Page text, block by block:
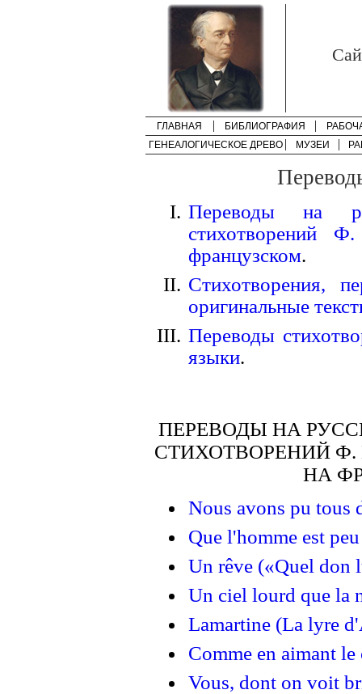
ГЛАВНАЯ БИБЛИОГРАФИЯ
ГЕНЕАЛОГИЧЕСКОЕ ДРЕВО
МУЗЕИ
Переводы на
стихотворений
французском.
Стихотворения,
оригинальные
Переводы
языки.
ПЕРЕВОДЫ НА
СТИХОТВОРЕНИЙ
НА
Nous avons pu tous
Que l'homme est
Un rêve («Quel don
Un ciel lourd que la
Lamartine (La lyre
Comme en aimant
Vous, dont on voit